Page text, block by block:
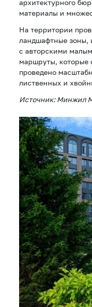
архитектурного
материалы и
На территории
ландшафтные зоны,
с авторскими
маршруты, которые
проведено
лиственных и
Источник: Минжил